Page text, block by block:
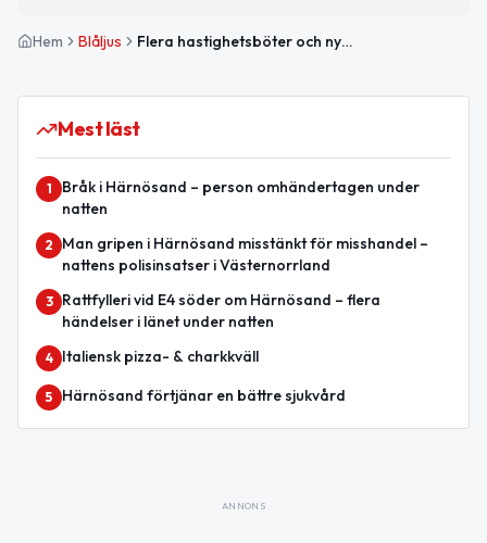
Hem Blåljus Flera hastighetsböter och nykterhetskontroller i Västernorrland
Mest läst
1
Bråk i Härnösand – person omhändertagen under
natten
2
Man gripen i Härnösand misstänkt för misshandel –
nattens polisinsatser i Västernorrland
3
Rattfylleri vid E4 söder om Härnösand – flera
händelser i länet under natten
4 Italiensk pizza- & charkkväll
5 Härnösand förtjänar en bättre sjukvård
ANNONS